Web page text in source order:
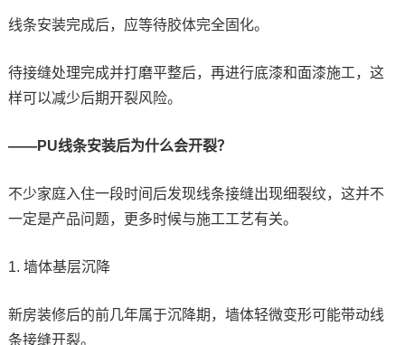
线条安装完成后，应等待胶体完全固化。
待接缝处理完成并打磨平整后，再进行底漆和面漆施工，这
样可以减少后期开裂风险。
——PU线条安装后为什么会开裂？
不少家庭入住一段时间后发现线条接缝出现细裂纹，这并不
一定是产品问题，更多时候与施工工艺有关。
1. 墙体基层沉降
新房装修后的前几年属于沉降期，墙体轻微变形可能带动线
条接缝开裂。